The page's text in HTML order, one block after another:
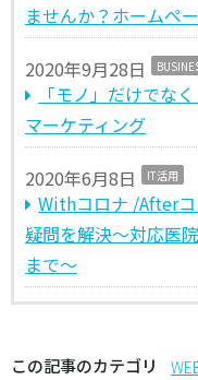
ませんか？ホームペ
2020年9月28日
「モノ」だけでな
マーケティング
2020年6月8日 IT活用
Withコロナ /After
疑問を解決～対応医
まで～
この記事のカテゴリ